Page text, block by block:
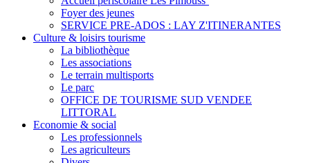
Foyer des jeunes
SERVICE PRE-ADOS : LAY Z'ITINERANTES
Culture & loisirs tourisme
La bibliothèque
Les associations
Le terrain multisports
Le parc
OFFICE DE TOURISME SUD VENDEE
LITTORAL
Economie & social
Les professionnels
Les agriculteurs